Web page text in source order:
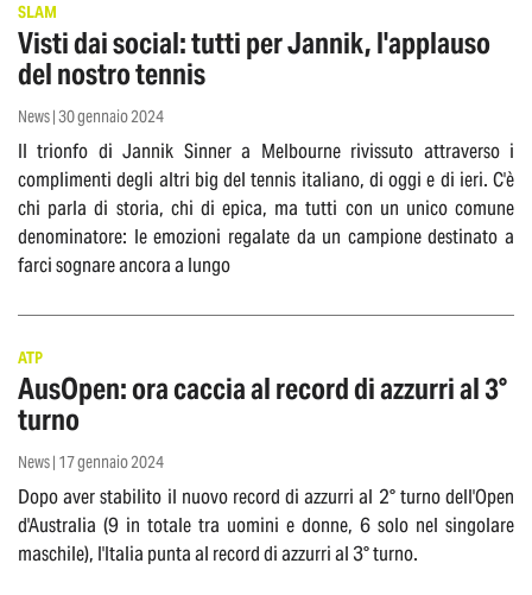
SLAM
Visti dai social: tutti per Jannik, l'applauso
del nostro tennis
News | 30 gennaio 2024
Il trionfo di Jannik Sinner a Melbourne rivissuto attraverso i
complimenti degli altri big del tennis italiano, di oggi e di ieri. C'è
chi parla di storia, chi di epica, ma tutti con un unico comune
denominatore: le emozioni regalate da un campione destinato a
farci sognare ancora a lungo
ATP
AusOpen: ora caccia al record di azzurri al 3°
turno
News | 17 gennaio 2024
Dopo aver stabilito il nuovo record di azzurri al 2° turno dell'Open
d'Australia (9 in totale tra uomini e donne, 6 solo nel singolare
maschile), l'Italia punta al record di azzurri al 3° turno.